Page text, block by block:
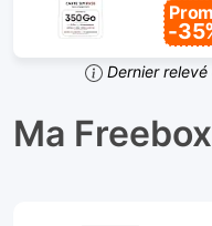
-
Dernier
Ma